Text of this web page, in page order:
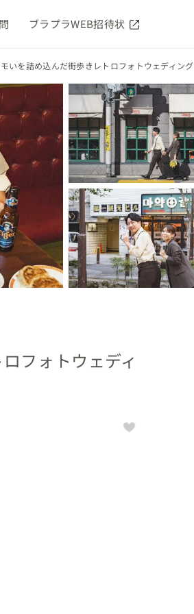
ブラプラWEB招待状
モいを詰め込んだ街歩きレトロフォトウェディング
フォトウェディ